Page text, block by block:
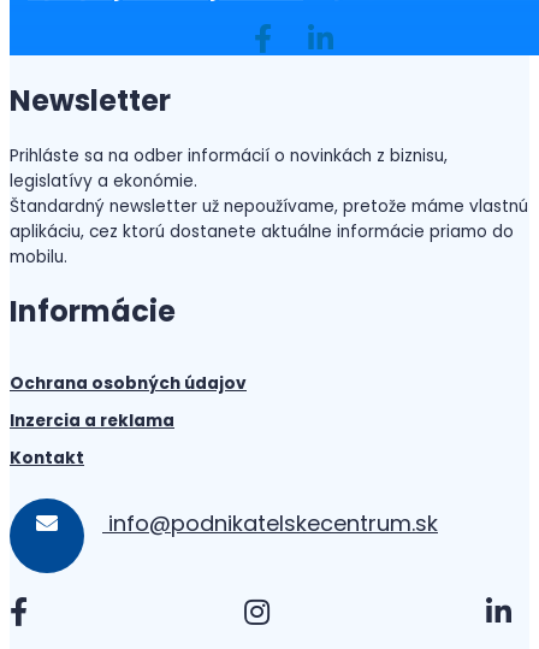
Newsletter
Prihláste sa na odber informácií o novinkách z biznisu,
legislatívy a ekonómie.
Štandardný newsletter už nepoužívame, pretože máme vlastnú
aplikáciu, cez ktorú dostanete aktuálne informácie priamo do
mobilu.
Informácie
Ochrana osobných údajov
Inzercia a reklama
Kontakt
info@podnikatelskecentrum.sk